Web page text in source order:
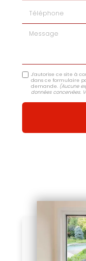
Message
J'autorise ce site à
dans ce formulaire
demande. (Aucune
données concervées.